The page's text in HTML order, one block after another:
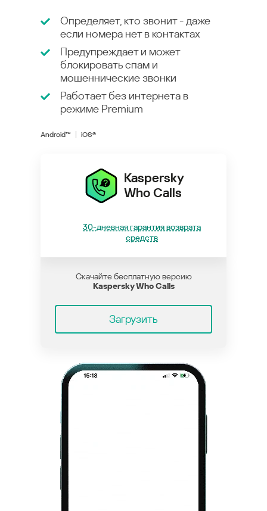
Определяет, кто звонит - даже
если номера нет в контактах
Предупреждает и может
блокировать спам и
мошеннические звонки
Работает без интернета в
режиме Premium
Android™ iOS®
Kaspersky
Who Calls
30-дневная гарантия возврата
средств
Скачайте бесплатную версию
Kaspersky Who Calls
Загрузить